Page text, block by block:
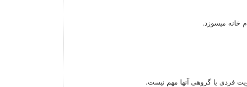
خانه میسوزد.
فردی یا گروهی آنها مهم نیست.